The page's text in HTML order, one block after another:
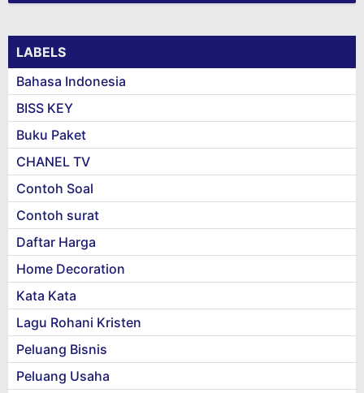
LABELS
Bahasa Indonesia
BISS KEY
Buku Paket
CHANEL TV
Contoh Soal
Contoh surat
Daftar Harga
Home Decoration
Kata Kata
Lagu Rohani Kristen
Peluang Bisnis
Peluang Usaha